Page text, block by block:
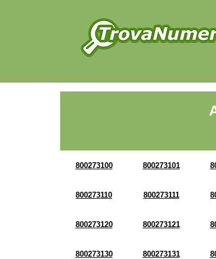
800273100 800273101
800273110 800273111
800273120 800273121
800273130 800273131